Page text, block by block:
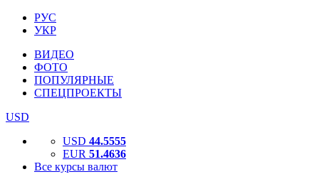
РУС
УКР
ВИДЕО
ФОТО
ПОПУЛЯРНЫЕ
СПЕЦПРОЕКТЫ
USD
USD 44.5555
EUR 51.4636
Все курсы валют